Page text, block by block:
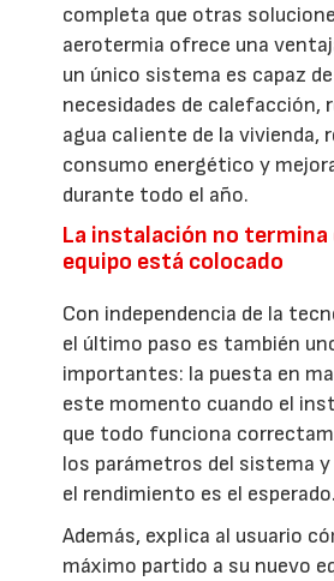
completa que otras
aerotermia ofrece una
un único sistema es capaz
necesidades de calefacción,
agua caliente de la vivienda,
consumo energético y
durante todo el año.
La instalación no termina
equipo está colocado
Con independencia de la
el último paso es también
importantes: la puesta en
este momento cuando el
que todo funciona
los parámetros del sistema y
el rendimiento es el esperado.
Además, explica al usuario
máximo partido a su nuevo